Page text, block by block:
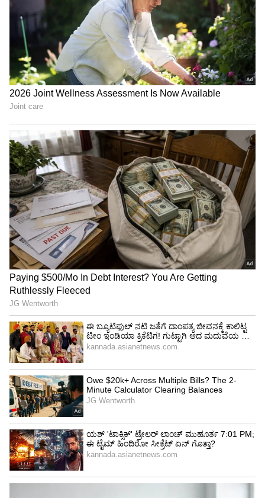
ಶೇ.50 ರಿಂದ ಶೇ.18 ಕ್ಕೆ TAX ಇಳಿಕೆ: ಮೋದಿ-
ಟ್ರಂಪ್ ಐತಿಹಾಸಿಕ ಒಪ್ಪಂದ | India US
Trade Deal | Party Rounds